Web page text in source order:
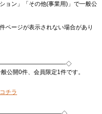
ョン」「その他(事業用)」で一般公
ページが表示されない場合があり
◇
公開0件、会員限定1件です。
コチラ